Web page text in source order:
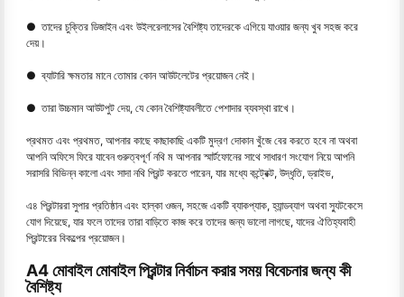
● তাদের চুক্তির ডিজাইন এবং উইলরেলাসের বৈশিষ্ট্য তাদেরকে এগিয়ে যাওয়ার জন্য খুব সহজ করে
দেয়।
● ব্যাটারি ক্ষমতার মানে তোমার কোন আউটলেটের প্রয়োজন নেই।
● তারা উচ্চমান আউটপুট দেয়, যে কোন বৈশিষ্ট্যাবলীতে পেশাদার ব্যবস্থা রাখে।
প্রথমত এবং প্রথমত, আপনার কাছে কাছাকাছি একটি মুদ্রণ দোকান খুঁজে বের করতে হবে না অথবা
আপনি অফিসে ফিরে যাবেন গুরুত্বপূর্ণ নথি ম আপনার স্মার্টফোনের সাথে সাধারণ সংযোগ নিয়ে আপনি
সরাসরি বিভিন্ন কালো এবং সাদা নথি প্রিন্ট করতে পারেন, যার মধ্যে কন্ট্রেক্ট, উদ্ধৃতি, ড্রাইভ,
এ৪ প্রিন্টাররা সুপার প্রতিষ্ঠান এবং হাল্কা ওজন, সহজে একটি ব্যাকপ্যাক, হ্যান্ডব্যাগ অথবা স্যুটকেসে
যোগ দিয়েছে, যার ফলে তাদের তারা বাড়িতে কাজ করে তাদের জন্য ভালো লাগছে, যাদের ঐতিহ্যবাহী
প্রিন্টারের বিকল্পের প্রয়োজন।
A4 মোবাইল মোবাইল প্রিন্টার নির্বাচন করার সময় বিবেচনার জন্য কী
বৈশিষ্ট্য